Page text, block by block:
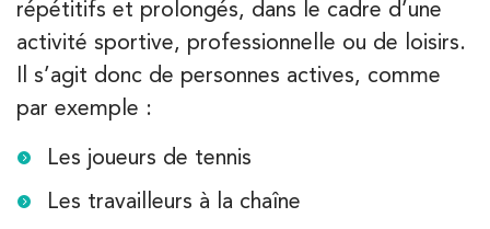
répétitifs et prolongés, dans le cadre d’une
activité sportive, professionnelle ou de loisirs.
Il s’agit donc de personnes actives, comme
par exemple :
Les joueurs de tennis
Les travailleurs à la chaîne
IK Bois Colombes – 92
1 Rue Mertens 92600 Bois-Colombes
1 Rue Mertens 92600 Bois-Colombes
01 43 50 50 81
PRENEZ RDV SUR